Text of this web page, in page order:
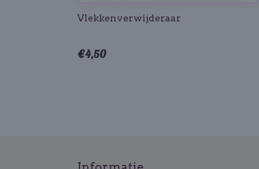
Vlekkenverwijderaar
€ 4,50